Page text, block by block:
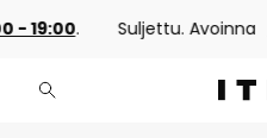
- 19:00. Suljettu. Avoinna